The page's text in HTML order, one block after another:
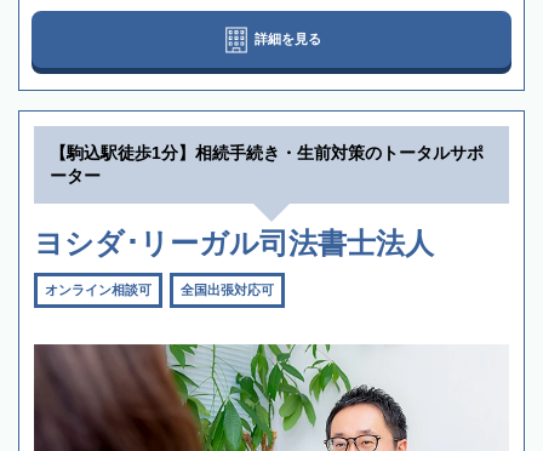
詳細を見る
【駒込駅徒歩1分】相続手続き・生前対策のトータルサポ
ーター
ヨシダ･リーガル司法書士法人
オンライン相談可 全国出張対応可